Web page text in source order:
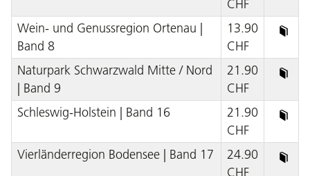
CHF
Wein- und Genussregion Ortenau |
Band 8
13.90
CHF
Naturpark Schwarzwald Mitte / Nord
| Band 9
21.90
CHF
Schleswig-Holstein | Band 16
21.90
CHF
Vierländerregion Bodensee | Band 17
24.90
CHF